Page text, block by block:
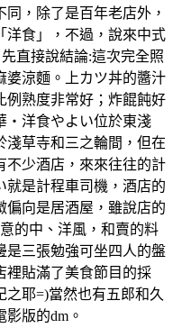
，除了是百年老店外，
洋食」，不過，說來中式
直接說結論:這次完全照
婆涼麵。上カツ丼的醬汁
例熟度非常好；炸餛飩好
・洋食やよい位於東淺
淺草寺和三之輪間，但在
不少酒店，來來往往的計
就是計程車司機，酒店的
偏向是居酒屋，雖說店的
的中、洋風，和賣的料
是三張勉強可坐四人的盤
裡貼滿了美食節目的採
耶=)當然也有五郎和久
版的dm。